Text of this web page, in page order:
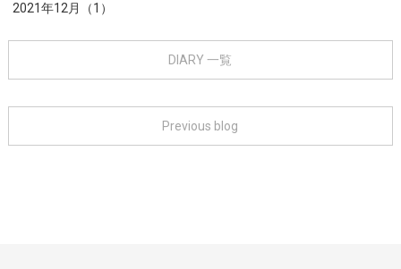
2021年12月（1）
DIARY 一覧
Previous blog